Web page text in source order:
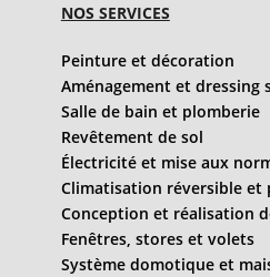
NOS SERVICES
Peinture et décoration
Aménagement et dressing
Salle de bain et plomberie
Revêtement de sol
Électricité et mise aux
Climatisation réversible et
Conception et réalisation
Fenêtres, stores et volets
Système domotique et